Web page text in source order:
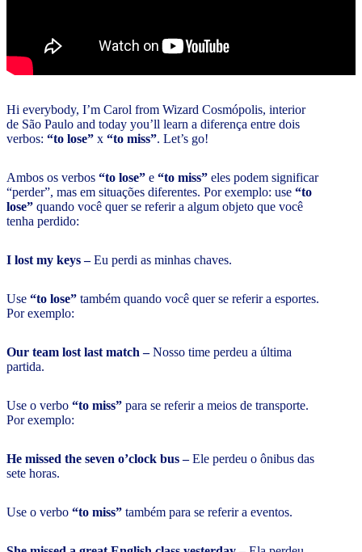
Hi everybody, I’m Carol from Wizard Cosmópolis, interior
de São Paulo and today you’ll learn a diferença entre dois
verbos: “to lose” x “to miss”. Let’s go!
Ambos os verbos “to lose” e “to miss” eles podem significar
“perder”, mas em situações diferentes. Por exemplo: use “to
lose” quando você quer se referir a algum objeto que você
tenha perdido:
I lost my keys –Eu perdi as minhas chaves.
Use “to lose” também quando você quer se referir a esportes.
Por exemplo:
Our team lost last match –Nosso time perdeu a última
partida.
Use o verbo “to miss” para se referir a meios de transporte.
Por exemplo:
He missed the seven o’clock bus –Ele perdeu o ônibus das
sete horas.
Use o verbo “to miss” também para se referir a eventos.